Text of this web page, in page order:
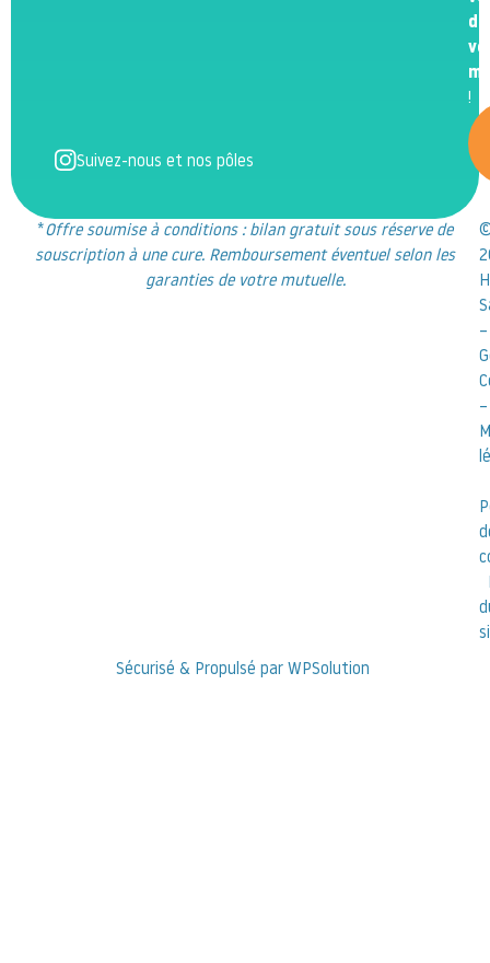
Suivez-nous et nos pôles
de
!
*Offre soumise à conditions : bilan gratuit sous réserve de
souscription à une cure. Remboursement éventuel selon les
garanties de votre mutuelle.
–
–
Sécurisé & Propulsé par WPSolution